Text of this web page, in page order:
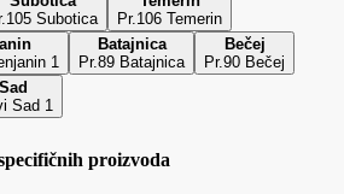
Subotica
Pr.106 Temerin
1
Batajnica
Pr.89 Batajnica
Bečej
Pr.90 Bečej
Sad 1
proizvoda